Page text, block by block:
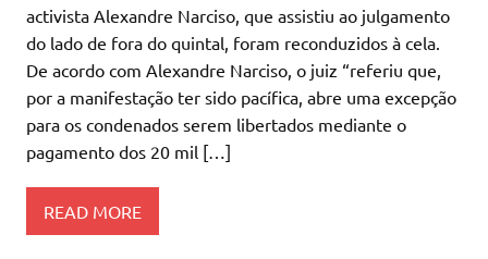
activista Alexandre Narciso, que assistiu ao julgamento
do lado de fora do quintal, foram reconduzidos à cela.
De acordo com Alexandre Narciso, o juiz “referiu que,
por a manifestação ter sido pacífica, abre uma excepção
para os condenados serem libertados mediante o
pagamento dos 20 mil […]
READ MORE